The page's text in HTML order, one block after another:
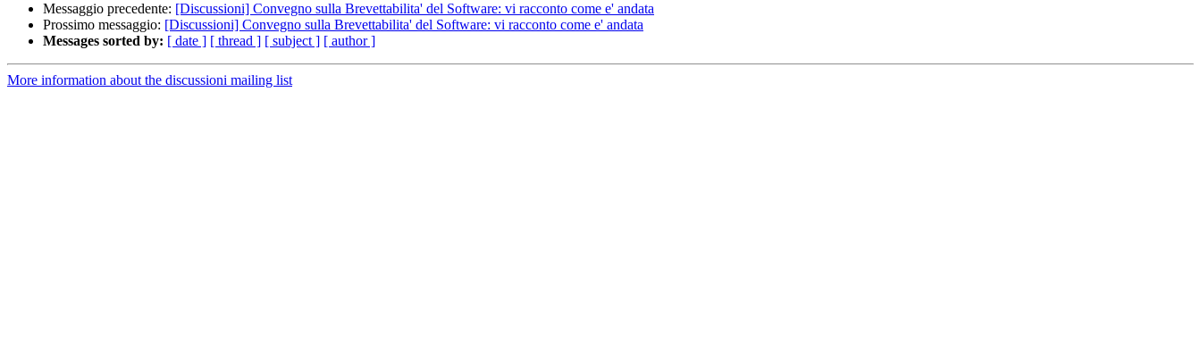
Messaggio precedente: [Discussioni] Convegno sulla Brevettabilita' del Software: vi racconto come e' andata
Prossimo messaggio: [Discussioni] Convegno sulla Brevettabilita' del Software: vi racconto come e' andata
Messages sorted by: [ date ] [ thread ] [ subject ] [ author ]
More information about the discussioni mailing list